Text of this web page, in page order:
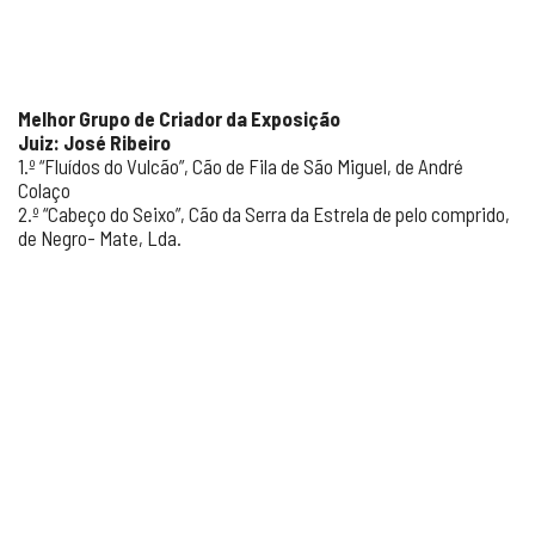
Melhor Grupo de Criador da Exposição
Juiz: José Ribeiro
1.º “Fluídos do Vulcão”, Cão de Fila de São Miguel, de André
Colaço
2.º “Cabeço do Seixo”, Cão da Serra da Estrela de pelo comprido,
de Negro- Mate, Lda.